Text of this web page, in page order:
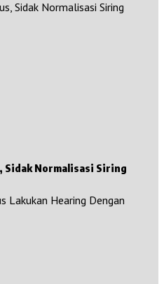
Sidak Normalisasi Siring